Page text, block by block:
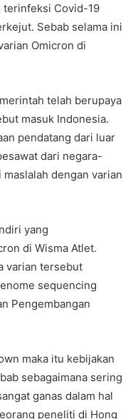
terinfeksi Covid-19
Sebab selama ini
Omicron di
telah berupaya
masuk Indonesia.
pendatang dari luar
dari negara-
dengan varian
yang
di Wisma Atlet.
varian tersebut
sequencing
Pengembangan
maka itu kebijakan
sebagaimana sering
ganas dalam hal
peneliti di Hong